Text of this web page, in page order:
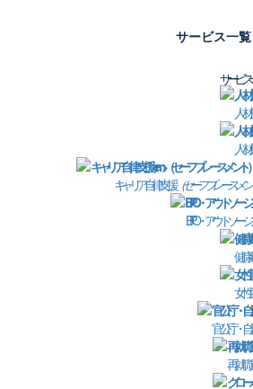
サービス一覧
サービス
人
人
キャリア自律支援（セーフプレースメン
BPO・アウトソー
健康
女性
官公庁・自
再就職
適化、キャリアコンサルタント資格取
ャリア面談、セルフキャリアドッグ
気軽にお問い合わせくださいませ。